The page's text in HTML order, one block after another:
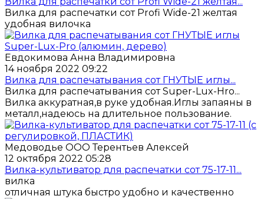
Вилка для распечатки сот Profi Wide-21 желтая
удобная вилочка
Евдокимова Анна Владимировна
14 ноября 2022 09:22
Вилка для распечатывания сот ГНУТЫЕ иглы...
Вилка для распечатывания сот Super-Lux-Hro...
Вилка аккуратная,в руке удобная.Иглы запаяны в
металл,надеюсь на длительное пользование.
Медоводье ООО Терентьев Алексей
12 октября 2022 05:28
Вилка-культиватор для распечатки сот 75-17-11...
вилка
отличная штука быстро удобно и качественно